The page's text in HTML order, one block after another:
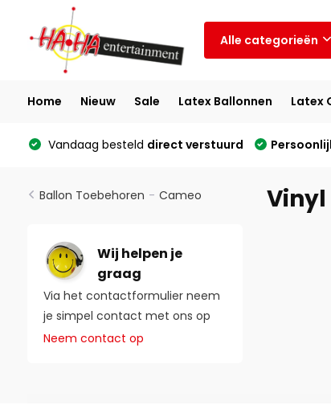
Alle categorieën
Home Nieuw Sale Latex Ballonnen Latex
Vandaag besteld direct verstuurd
Ballon Toebehoren - Cameo
Wij helpen je
graag
Via het contactformulier neem
je simpel contact met ons op
Neem contact op
Vinyl